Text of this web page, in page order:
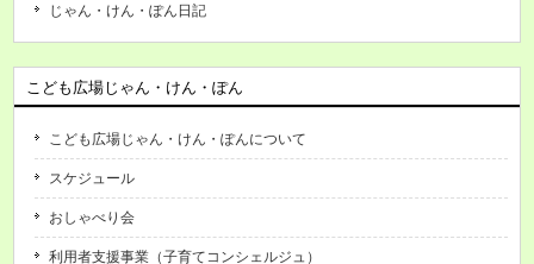
じゃん・けん・ぽん日記
こども広場じゃん・けん・ぽん
こども広場じゃん・けん・ぽんについて
スケジュール
おしゃべり会
利用者支援事業（子育てコンシェルジュ）